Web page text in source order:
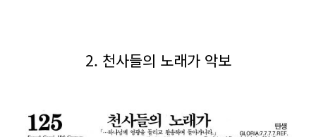
2. 천사들의 노래가 악보